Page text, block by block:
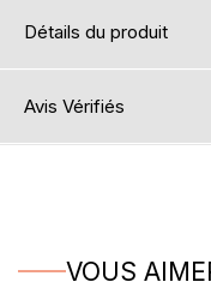
Détails du produit
Avis Vérifiés
VOUS